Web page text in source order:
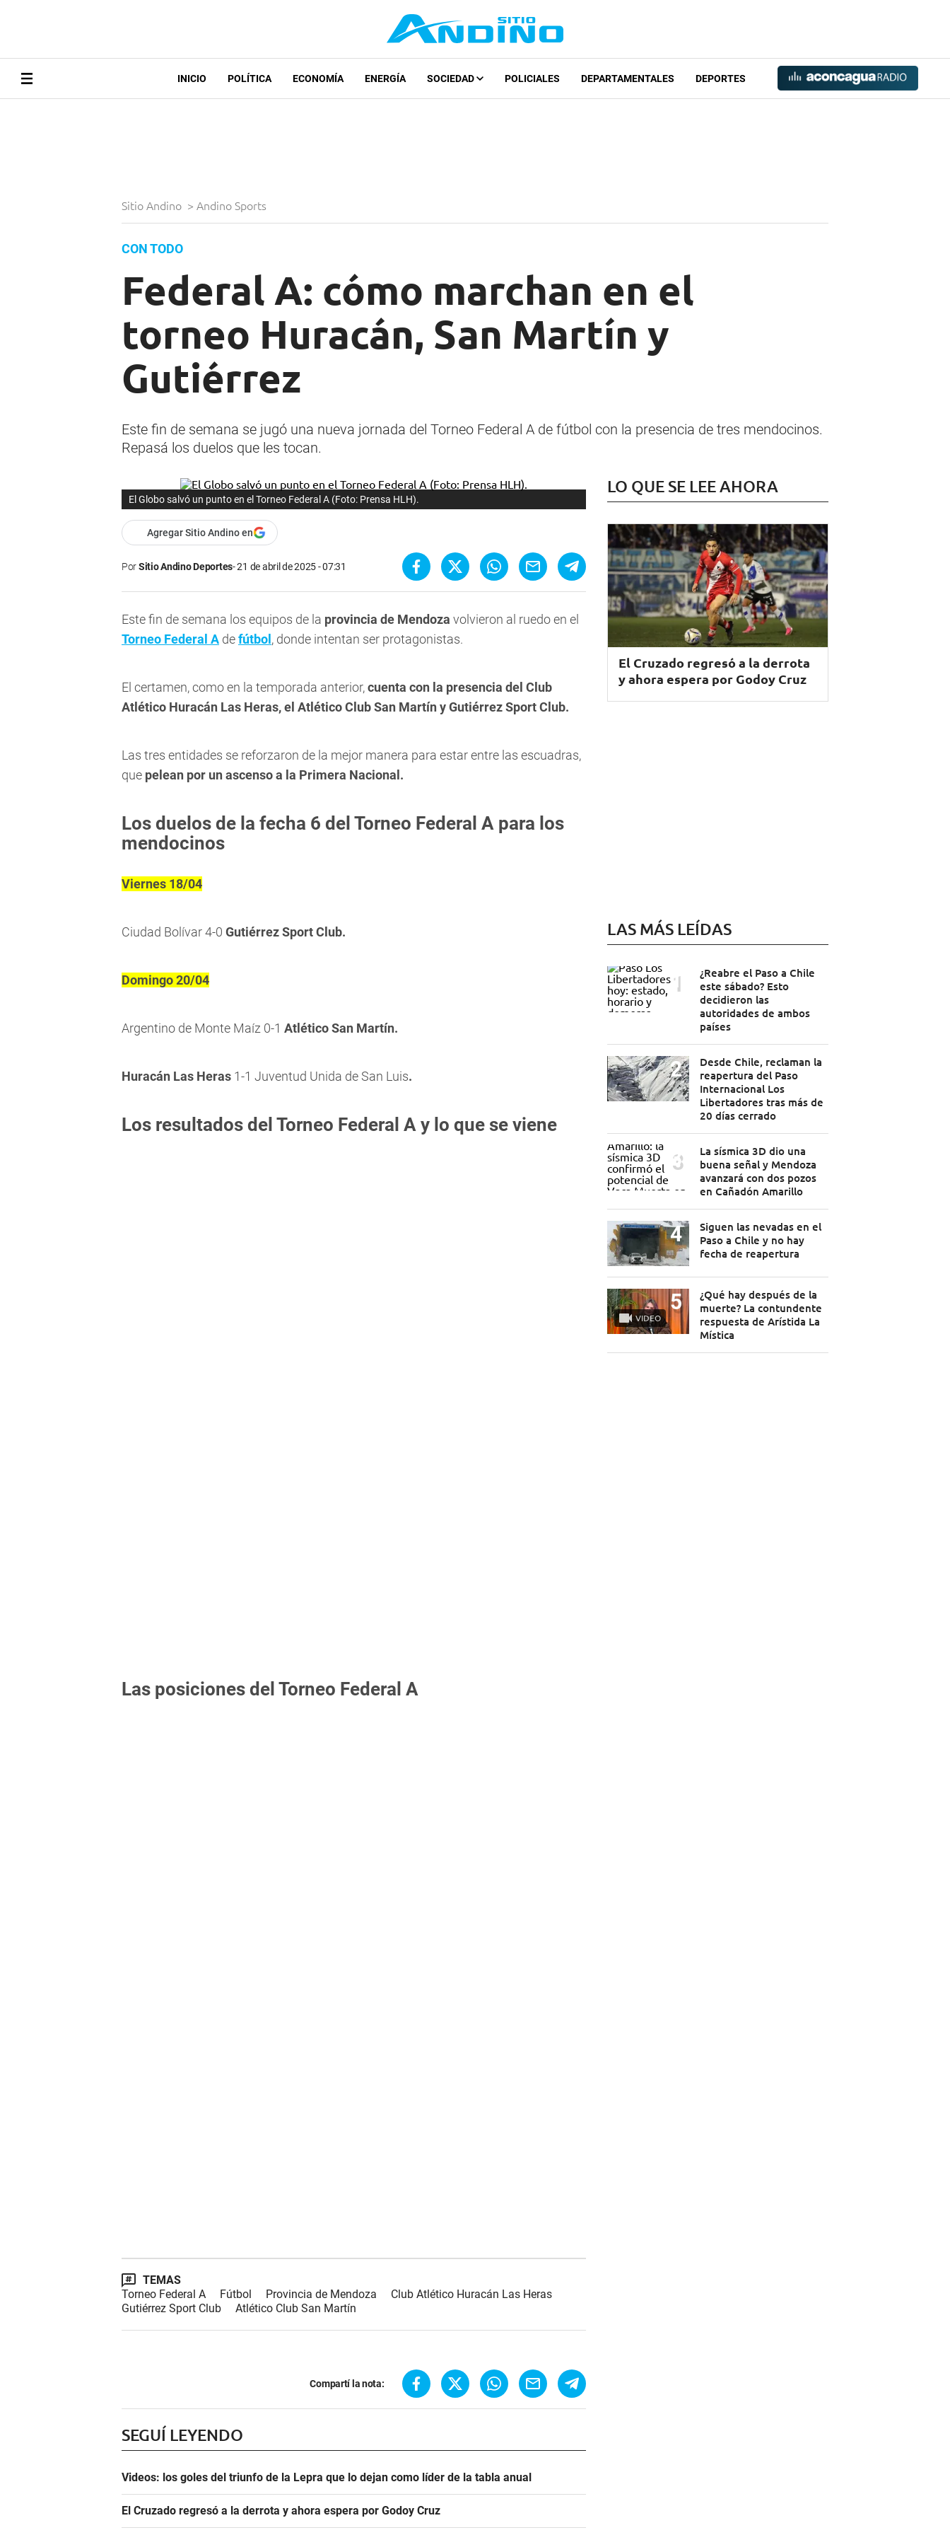
INICIO POLÍTICA ECONOMÍA ENERGÍA SOCIEDAD POLICIALES DEPARTAMENTALES DEPORTES
Sitio Andino > Andino Sports
CON TODO
Federal A: cómo marchan en el
torneo Huracán, San Martín y
Gutiérrez
Este fin de semana se jugó una nueva jornada del Torneo Federal A de fútbol con la presencia de tres mendocinos.
Repasá los duelos que les tocan.
El Globo salvó un punto en el Torneo Federal A (Foto: Prensa HLH).
Agregar Sitio Andino en
PorSitio Andino Deportes 21 de abril de 2025 - 07:31
Este fin de semana los equipos de la provincia de Mendoza volvieron al ruedo en el
Torneo Federal A defútbol , donde intentan ser protagonistas.
El certamen, como en la temporada anterior,cuenta con la presencia del Club
Atlético Huracán Las Heras, el Atlético Club San Martín y Gutiérrez Sport Club.
Las tres entidades se reforzaron de la mejor manera para estar entre las escuadras,
que pelean por un ascenso a la Primera Nacional.
Los duelos de la fecha 6 del Torneo Federal A para los
mendocinos
Viernes 18/04
Ciudad Bolívar 4-0 Gutiérrez Sport Club.
Domingo 20/04
Argentino de Monte Maíz 0-1 Atlético San Martín.
Huracán Las Heras 1-1 Juventud Unida de San Luis.
Los resultados del Torneo Federal A y lo que se viene
Las posiciones del Torneo Federal A
TEMAS
Torneo Federal A
Fútbol Provincia de Mendoza
Club Atlético Huracán Las Heras
Gutiérrez Sport Club
Atlético Club San Martín
Compartí la nota:
SEGUÍ LEYENDO
Videos: los goles del triunfo de la Lepra que lo dejan como líder de la tabla anual
El Cruzado regresó a la derrota y ahora espera por Godoy Cruz
LO QUE SE LEE AHORA
El Cruzado regresó a la derrota
y ahora espera por Godoy Cruz
LAS MÁS LEÍDAS
¿Reabre el Paso a Chile
este sábado? Esto
decidieron las
autoridades de ambos
países
Desde Chile, reclaman la
reapertura del Paso
Internacional Los
Libertadores tras más de
20 días cerrado
La sísmica 3D dio una
buena señal y Mendoza
avanzará con dos pozos
en Cañadón Amarillo
Siguen las nevadas en el
Paso a Chile y no hay
fecha de reapertura
VIDEO
¿Qué hay después de la
muerte? La contundente
respuesta de Arístida La
Mística